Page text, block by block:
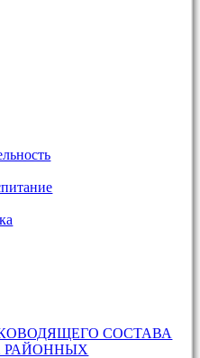
СОСТАВА
РАЙОННЫХ